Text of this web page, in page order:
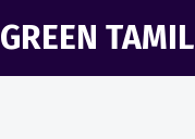
GREEN TAMIL